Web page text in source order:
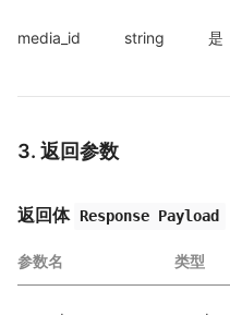
media_id string 是
3. 返回参数
返回体 Response Payload
参数名 类型